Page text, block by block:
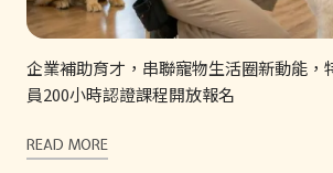
企業補助育才，串聯寵物生活圈新動能，
員200小時認證課程開放報名
READ MORE